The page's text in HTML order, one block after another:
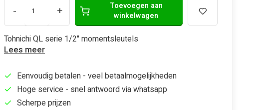
- +
Toevoegen aan
winkelwagen
Tohnichi QL serie 1/2" momentsleutels
Lees meer
Eenvoudig betalen - veel betaalmogelijkheden
Hoge service - snel antwoord via whatsapp
Scherpe prijzen